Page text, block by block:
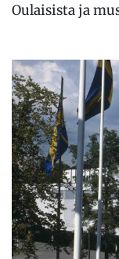
Oulaisista ja